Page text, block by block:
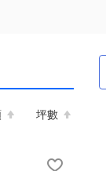
坪數